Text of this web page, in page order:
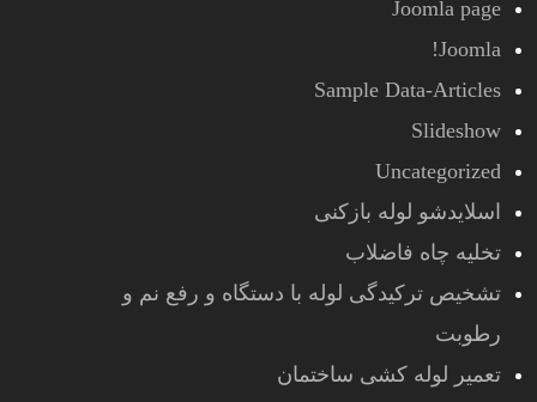
Joomla page
Joomla!
Sample Data-Articles
Slideshow
Uncategorized
اسلایدشو لوله بازکنی
تخلیه چاه فاضلاب
تشخیص ترکیدگی لوله با دستگاه و رفع نم و
رطوبت
تعمیر لوله کشی ساختمان